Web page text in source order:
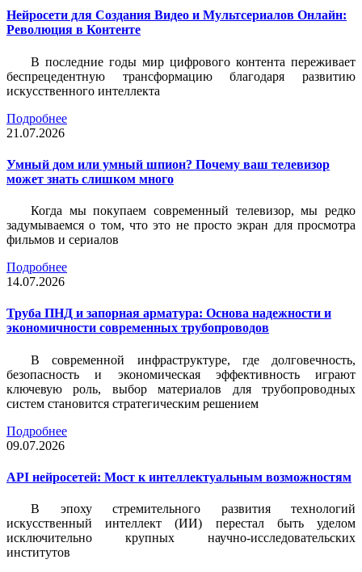
Нейросети для Создания Видео и Мультсериалов Онлайн:
Революция в Контенте
В последние годы мир цифрового контента переживает
беспрецедентную трансформацию благодаря развитию
искусственного интеллекта
Подробнее
21.07.2026
Умный дом или умный шпион? Почему ваш телевизор
может знать слишком много
Когда мы покупаем современный телевизор, мы редко
задумываемся о том, что это не просто экран для просмотра
фильмов и сериалов
Подробнее
14.07.2026
Труба ПНД и запорная арматура: Основа надежности и
экономичности современных трубопроводов
В современной инфраструктуре, где долговечность,
безопасность и экономическая эффективность играют
ключевую роль, выбор материалов для трубопроводных
систем становится стратегическим решением
Подробнее
09.07.2026
API нейросетей: Мост к интеллектуальным возможностям
В эпоху стремительного развития технологий
искусственный интеллект (ИИ) перестал быть уделом
исключительно крупных научно-исследовательских
институтов